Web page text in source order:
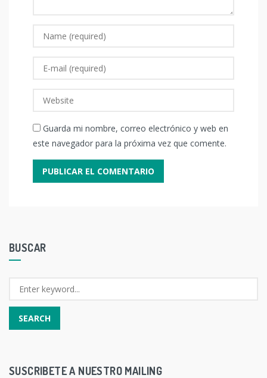
Guarda mi nombre, correo electrónico y web en
este navegador para la próxima vez que comente.
BUSCAR
SUSCRIBETE A NUESTRO MAILING